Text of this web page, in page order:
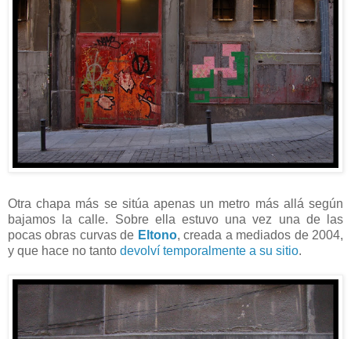
Otra chapa más se sitúa apenas un metro más allá según
bajamos la calle. Sobre ella estuvo una vez una de las
pocas obras curvas de Eltono, creada a mediados de 2004,
y que hace no tanto devolví temporalmente a su sitio.